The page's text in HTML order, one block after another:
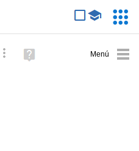
Búsqueda avanzada
Ayuda
(en